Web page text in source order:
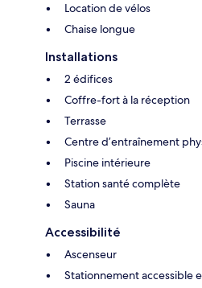
Location de vélos
Chaise longue
Installations
2 édifices
Coffre-fort à la réception
Terrasse
Centre d’entraînement
Piscine intérieure
Station santé complète
Sauna
Accessibilité
Ascenseur
Stationnement accessible